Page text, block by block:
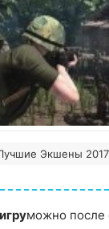
Экшены 2017
можно после